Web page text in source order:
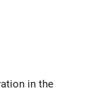
in the